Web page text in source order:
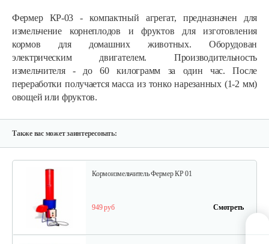
Фермер КР-03 - компактный агрегат, предназначен для
измельчение корнеплодов и фруктов для изготовления
кормов для домашних животных. Оборудован
электрическим двигателем. Производительность
измельчителя - до 60 килограмм за один час. После
переработки получается масса из тонко нарезанных (1-2 мм)
овощей или фруктов.
Также вас может заинтересовать:
Кормоизмельчитель…
245 руб Смотреть
Измельчитель соломы, сена…
1 970 руб
Кормоизмельчитель Фермер КР 01
949 руб Смотреть